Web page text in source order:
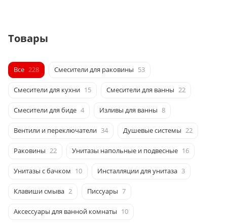
Товары
Все 228 Смесители для раковины 53
Смесители для кухни 15 Смесители для ванны 22
Смесители для биде 4 Изливы для ванны 8
Вентили и переключатели 34 Душевые системы 22
Раковины 22 Унитазы напольные и подвесные 16
Унитазы с бачком 10 Инсталляции для унитаза 3
Клавиши смыва 2 Писсуары 7
Аксессуары для ванной комнаты 10